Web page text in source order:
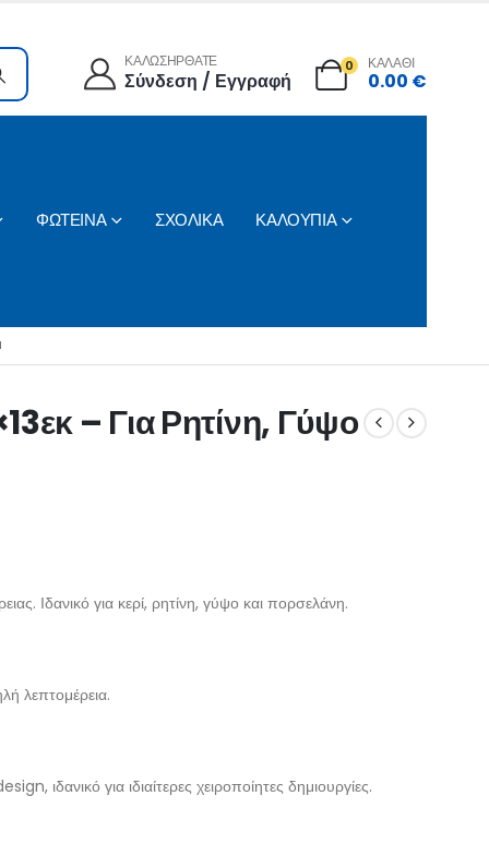
ΚΑΛΩΣΗΡΘΑΤΕ
Σύνδεση / Εγγραφή
0 ΚΑΛΑΘΙ
0.00 €
ΦΩΤΕΙΝΑ ΣΧΟΛΙΚΑ ΚΑΛΟΥΠΙΑ
– Για Ρητίνη, Γύψο
Ιδανικό για κερί, ρητίνη, γύψο και πορσελάνη.
λεπτομέρεια.
ιδανικό για ιδιαίτερες χειροποίητες δημιουργίες.